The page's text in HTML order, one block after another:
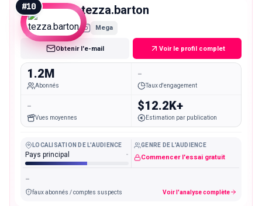
#10 tezza.barton
Mega
Obtenir l'e-mail Voir le profil complet
1.2M
Abonnés
-
Taux d'engagement
-
Vues moyennes
$12.2K+
Estimation par publication
LOCALISATION DE L'AUDIENCE
Pays principal -
GENRE DE L'AUDIENCE
Commencer l'essai gratuit
-
faux abonnés / comptes suspects Voir l'analyse complète